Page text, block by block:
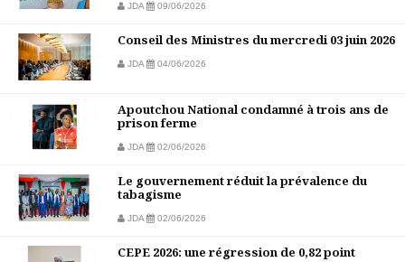
JDA 09/06/2026
Conseil des Ministres du mercredi 03 juin 2026
JDA 04/06/2026
Apoutchou National condamné à trois ans de
prison ferme
JDA 02/06/2026
Le gouvernement réduit la prévalence du
tabagisme
JDA 02/06/2026
CEPE 2026: une régression de 0,82 point